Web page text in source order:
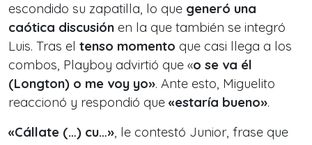
escondido su zapatilla, lo que generó una
caótica discusión en la que también se integró
Luis. Tras el tenso momento que casi llega a los
combos, Playboy advirtió que «o se va él
(Longton) o me voy yo». Ante esto, Miguelito
reaccionó y respondió que «estaría bueno».
«Cállate (…) cu…», le contestó Junior, frase que